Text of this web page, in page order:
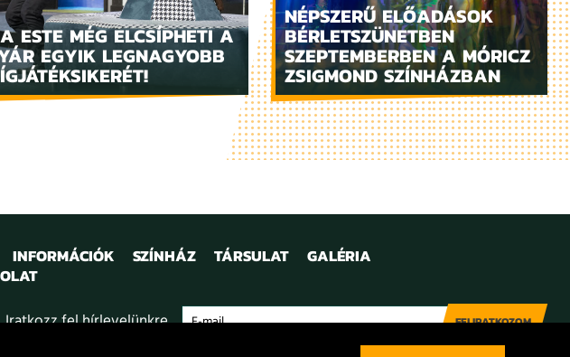
ESTE MÉG ELCSÍPHETI A
EGYIK LEGNAGYOBB
NÉPSZERŰ ELŐADÁSOK
BÉRLETSZÜNETBEN
SZEPTEMBERBEN A MÓRICZ
ZSIGMOND SZÍNHÁZBAN
INFORMÁCIÓK SZÍNHÁZ TÁRSULAT
GALÉRIA
Iratkozz fel hírlevelünkre FELIRATKOZOM